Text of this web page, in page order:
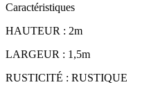
Caractéristiques
HAUTEUR : 2m
LARGEUR : 1,5m
RUSTICITÉ : RUSTIQUE